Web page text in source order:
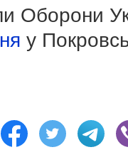
Оборони
у